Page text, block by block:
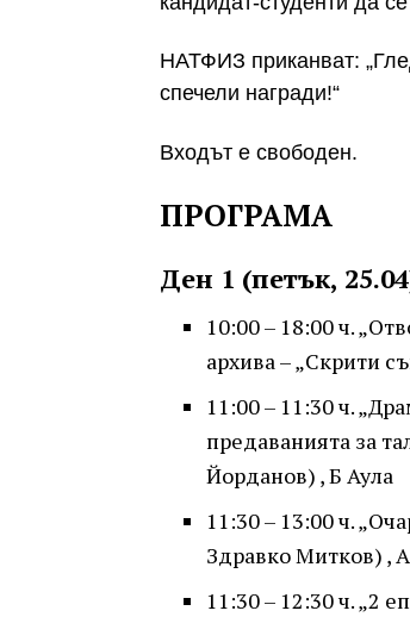
НАТФИЗ приканват:
спечели награди!“
Входът е свободен.
ПРОГРАМА
Ден 1 (петък,
10:00 – 18:00 ч.
архива – „Скрити
11:00 – 11:30 ч.
предаванията за
Йорданов) , Б Аула
11:30 – 13:00 ч.
Здравко Митков) ,
11:30 – 12:30 ч. „2